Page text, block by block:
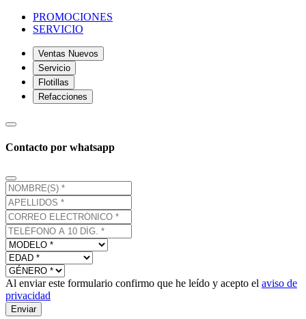
PROMOCIONES
SERVICIO
Ventas Nuevos
Servicio
Flotillas
Refacciones
Contacto por whatsapp
Al enviar este formulario confirmo que he leído y acepto el aviso de
privacidad
Enviar